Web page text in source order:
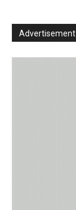
Advertisement